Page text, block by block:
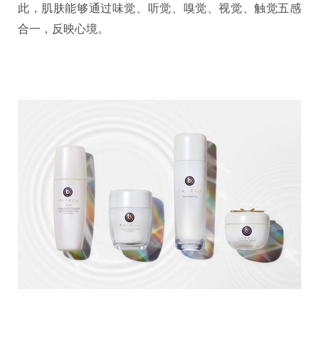
此，肌肤能够通过味觉、听觉、嗅觉、视觉、触觉五感
合一，反映心境。